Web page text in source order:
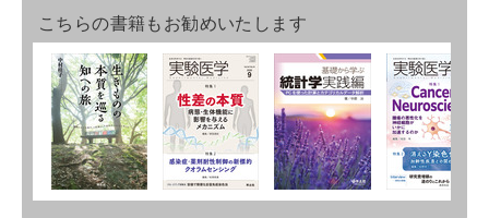
こちらの書籍もお勧めいたします